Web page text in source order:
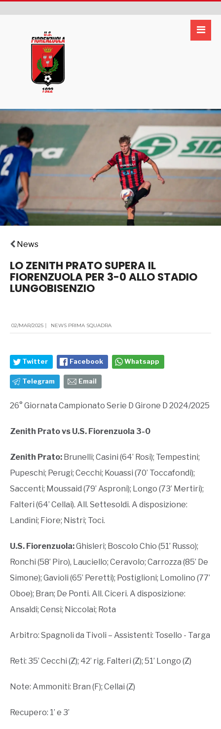
News
LO ZENITH PRATO SUPERA IL
FIORENZUOLA PER 3-0 ALLO STADIO
LUNGOBISENZIO
02/MAR/2025 NEWS PRIMA SQUADRA
Twitter Facebook Whatsapp
Telegram Email
26° Giornata Campionato Serie D Girone D 2024/2025
Zenith Prato vs U.S. Fiorenzuola 3-0
Zenith Prato: Brunelli; Casini (64’ Rosi); Tempestini;
Pupeschi; Perugi; Cecchi; Kouassi (70’ Toccafondi);
Saccenti; Moussaid (79’ Asproni); Longo (73’ Mertiri);
Falteri (64’ Cellai). All. Settesoldi. A disposizione:
Landini; Fiore; Nistri; Toci.
U.S. Fiorenzuola:Ghisleri; Boscolo Chio (51’ Russo);
Ronchi (58’ Piro), Lauciello; Ceravolo; Carrozza (85’ De
Simone); Gavioli (65’ Peretti); Postiglioni; Lomolino (77’
Oboe); Bran; De Ponti. All. Ciceri. A disposizione:
Ansaldi; Censi; Niccolai; Rota
Arbitro: Spagnoli da Tivoli – Assistenti: Tosello - Targa
Reti: 35’ Cecchi (Z); 42’ rig. Falteri (Z); 51’ Longo (Z)
Note: Ammoniti: Bran (F); Cellai (Z)
Recupero: 1’ e 3’